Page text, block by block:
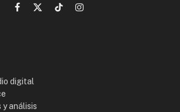
Facebook
X
TikTokInstagram
digital
análisis